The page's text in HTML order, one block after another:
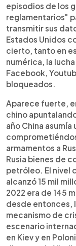
episodios de los
reglamentarios"
transmitir sus
Estados Unidos
cierto, tanto en
numérica, la
Facebook,
bloqueados.
Aparece fuerte,
chino
año China
armamentos a
Rusia bienes de
petróleo. El nivel
alcanzó 15 mil
2022 era de 145
desde entonces,
mecanismo de
escenario
en Kiev y en